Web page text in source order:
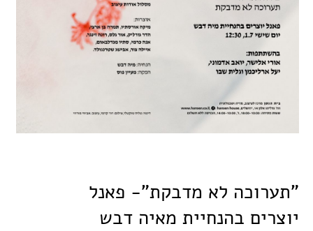
"תערוכה לא מדבקת"- פאנל
יוצרים בהנחיית מאיה דבש